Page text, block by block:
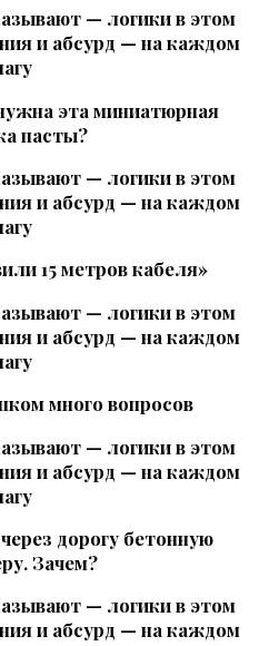
эта миниатюрная
пасты?
15 метров кабеля»
много вопросов
дорогу бетонную
Зачем?